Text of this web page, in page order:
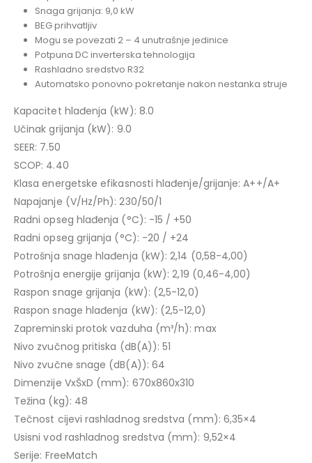
Snaga grijanja: 9,0 kW
BEG prihvatljiv
Mogu se povezati 2 – 4 unutrašnje jedinice
Potpuna DC inverterska tehnologija
Rashladno sredstvo R32
Automatsko ponovno pokretanje nakon nestanka struje
Kapacitet hlađenja (kW): 8.0
Učinak grijanja (kW): 9.0
SEER: 7.50
SCOP: 4.40
Klasa energetske efikasnosti hlađenje/grijanje: A++/A+
Napajanje (V/Hz/Ph): 230/50/1
Radni opseg hlađenja (°C): -15 / +50
Radni opseg grijanja (°C): -20 / +24
Potrošnja snage hlađenja (kW): 2,14 (0,58-4,00)
Potrošnja energije grijanja (kW): 2,19 (0,46-4,00)
Raspon snage grijanja (kW): (2,5-12,0)
Raspon snage hlađenja (kW): (2,5-12,0)
Zapreminski protok vazduha (m³/h): max
Nivo zvučnog pritiska (dB(A)): 51
Nivo zvučne snage (dB(A)): 64
Dimenzije VxŠxD (mm): 670x860x310
Težina (kg): 48
Tečnost cijevi rashladnog sredstva (mm): 6,35×4
Usisni vod rashladnog sredstva (mm): 9,52×4
Serije: FreeMatch